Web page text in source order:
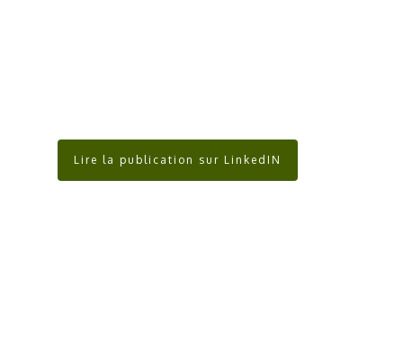
Lire la publication sur LinkedIN